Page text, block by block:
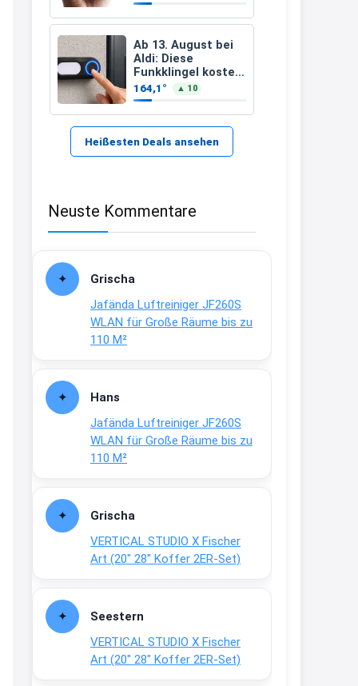
Ab 13. August bei
Aldi: Diese
Funkklingel kostet
nur 3,49 Euro
164,1° ▲ 10
Heißesten Deals ansehen
Neuste Kommentare
Grischa
Jafända Luftreiniger JF260S
WLAN für Große Räume bis zu
110 M²
Hans
Jafända Luftreiniger JF260S
WLAN für Große Räume bis zu
110 M²
Grischa
VERTICAL STUDIO X Fischer
Art (20″ 28″ Koffer 2ER-Set)
Seestern
VERTICAL STUDIO X Fischer
Art (20″ 28″ Koffer 2ER-Set)
21:37
↩
Kerstin
Bei EDEKA
↩
29.07www.haribo.com/de-
↩
Joachim
Ab diesem Jahr gibt es keine
Fielmann-Blinkis mehr / wurde
www.fielmann-
group.com/blinkis...
13:44
dich zu sehen, alles gut?
15:01
An 01.08. / Sensodyne Rabatt 3€
/ max. 15.000www.erlebe-